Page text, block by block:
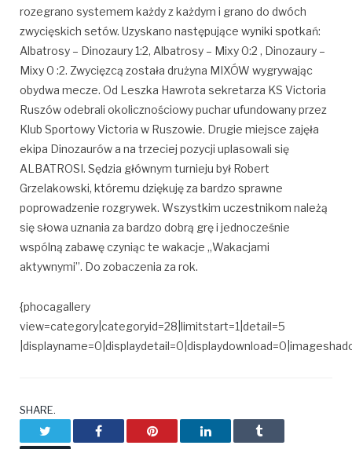
rozegrano systemem każdy z każdym i grano do dwóch
zwycięskich setów. Uzyskano następujące wyniki spotkań:
Albatrosy – Dinozaury 1:2, Albatrosy – Mixy 0:2 , Dinozaury –
Mixy 0 :2. Zwycięzcą została drużyna MIXÓW wygrywając
obydwa mecze. Od Leszka Hawrota sekretarza KS Victoria
Ruszów odebrali okolicznościowy puchar ufundowany przez
Klub Sportowy Victoria w Ruszowie. Drugie miejsce zajęła
ekipa Dinozaurów a na trzeciej pozycji uplasowali się
ALBATROSI. Sędzia głównym turnieju był Robert
Grzelakowski, któremu dziękuję za bardzo sprawne
poprowadzenie rozgrywek. Wszystkim uczestnikom należą
się słowa uznania za bardzo dobrą grę i jednocześnie
wspólną zabawę czyniąc te wakacje „Wakacjami
aktywnymi”. Do zobaczenia za rok.
{phocagallery
view=category|categoryid=28|limitstart=1|detail=5
SHARE.
TwitterFacebookPinterestLinkedInTumblr